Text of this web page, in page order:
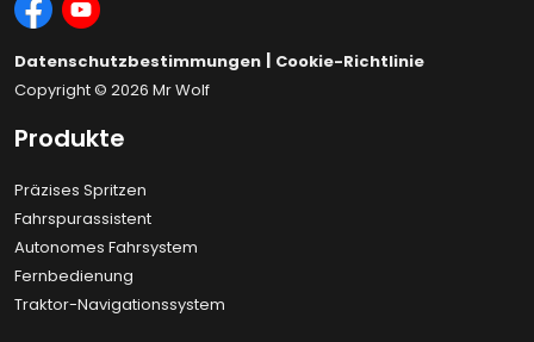
Datenschutzbestimmungen | Cookie-Richtlinie
Copyright © 2026 Mr Wolf
Produkte
Präzises Spritzen
Fahrspurassistent
Autonomes Fahrsystem
Fernbedienung
Traktor-Navigationssystem